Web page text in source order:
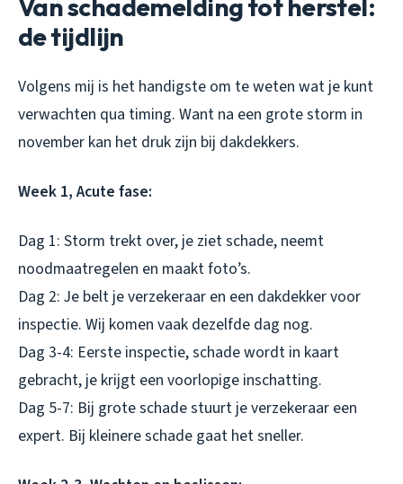
Van schademelding tot herstel:
de tijdlijn
Volgens mij is het handigste om te weten wat je kunt
verwachten qua timing. Want na een grote storm in
november kan het druk zijn bij dakdekkers.
Week 1, Acute fase:
Dag 1: Storm trekt over, je ziet schade, neemt
noodmaatregelen en maakt foto’s.
Dag 2: Je belt je verzekeraar en een dakdekker voor
inspectie. Wij komen vaak dezelfde dag nog.
Dag 3-4: Eerste inspectie, schade wordt in kaart
gebracht, je krijgt een voorlopige inschatting.
Dag 5-7: Bij grote schade stuurt je verzekeraar een
expert. Bij kleinere schade gaat het sneller.